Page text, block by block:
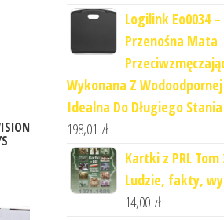
Logilink Eo0034 –
Przenośna Mata
Wykonana Z
Idealna Do Długiego Stania
198,01 zł
Kartki z PRL Tom
Ludzie, fakty,
14,00 zł